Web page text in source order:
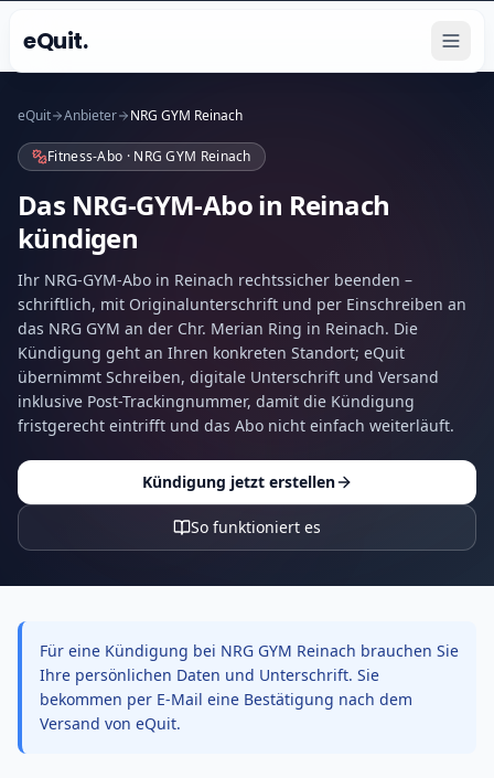
eQuit.
eQuit Anbieter NRG GYM Reinach
Fitness-Abo · NRG GYM Reinach
Das NRG-GYM-Abo in Reinach
kündigen
Ihr NRG-GYM-Abo in Reinach rechtssicher beenden –
schriftlich, mit Originalunterschrift und per Einschreiben an
das NRG GYM an der Chr. Merian Ring in Reinach. Die
Kündigung geht an Ihren konkreten Standort; eQuit
übernimmt Schreiben, digitale Unterschrift und Versand
inklusive Post-Trackingnummer, damit die Kündigung
fristgerecht eintrifft und das Abo nicht einfach weiterläuft.
Kündigung jetzt erstellen
So funktioniert es
Für eine Kündigung bei NRG GYM Reinach brauchen Sie
Ihre persönlichen Daten und Unterschrift. Sie
bekommen per E-Mail eine Bestätigung nach dem
Versand von eQuit.